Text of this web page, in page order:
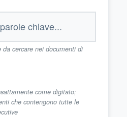
da cercare nei documenti di
come digitato;
che contengono tutte le